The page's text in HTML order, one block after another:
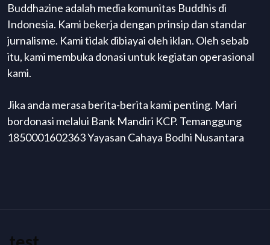
Buddhazine adalah media komunitas Buddhis di
Indonesia. Kami bekerja dengan prinsip dan standar
jurnalisme. Kami tidak dibiayai oleh iklan. Oleh sebab
itu, kami membuka donasi untuk kegiatan operasional
kami.
Jika anda merasa berita-berita kami penting. Mari
bordonasi melalui Bank Mandiri KCP. Temanggung
1850001602363 Yayasan Cahaya Bodhi Nusantara